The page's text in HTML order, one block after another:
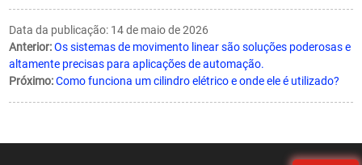
Data da publicação: 14 de maio de 2026
Anterior: Os sistemas de movimento linear são soluções poderosas e
altamente precisas para aplicações de automação.
Próximo: Como funciona um cilindro elétrico e onde ele é utilizado?